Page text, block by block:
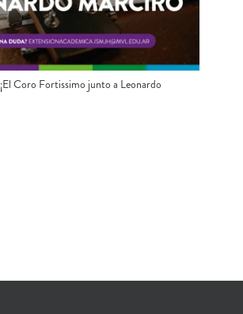
​ ¡El Coro Fortissimo junto a Leonardo